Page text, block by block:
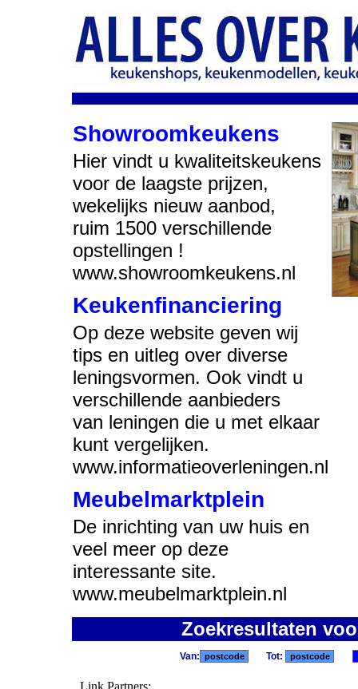
Showroomkeukens
Hier vindt u kwaliteitskeukens
voor de laagste prijzen,
wekelijks nieuw aanbod,
ruim 1500 verschillende
opstellingen !
www.showroomkeukens.nl
Keukenfinanciering
Op deze website geven wij
tips en uitleg over diverse
leningsvormen. Ook vindt u
verschillende aanbieders
van leningen die u met elkaar
kunt vergelijken.
www.informatieoverleningen.nl
Meubelmarktplein
De inrichting van uw huis en
veel meer op deze
interessante site.
www.meubelmarktplein.nl
Zoekresultaten
Link Partners:
Van: Tot: